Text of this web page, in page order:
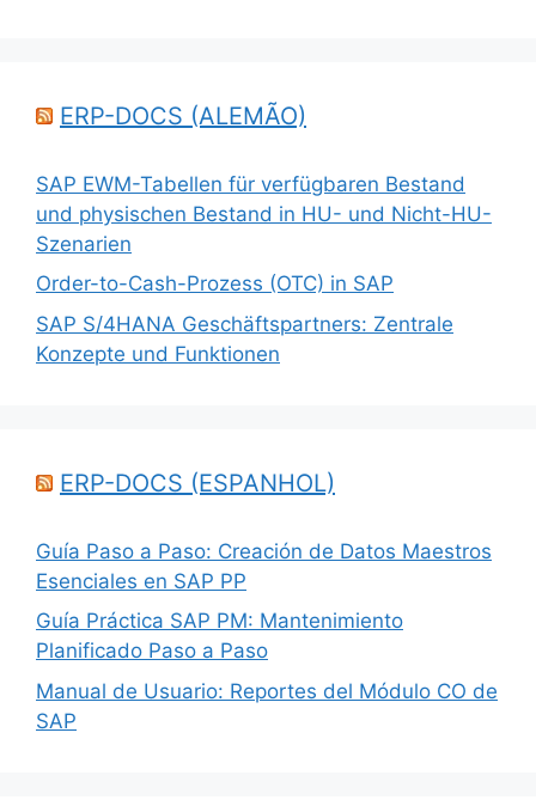
ERP-DOCS (ALEMÃO)
SAP EWM-Tabellen für verfügbaren Bestand
und physischen Bestand in HU- und Nicht-HU-
Szenarien
Order-to-Cash-Prozess (OTC) in SAP
SAP S/4HANA Geschäftspartners: Zentrale
Konzepte und Funktionen
ERP-DOCS (ESPANHOL)
Guía Paso a Paso: Creación de Datos Maestros
Esenciales en SAP PP
Guía Práctica SAP PM: Mantenimiento
Planificado Paso a Paso
Manual de Usuario: Reportes del Módulo CO de
SAP